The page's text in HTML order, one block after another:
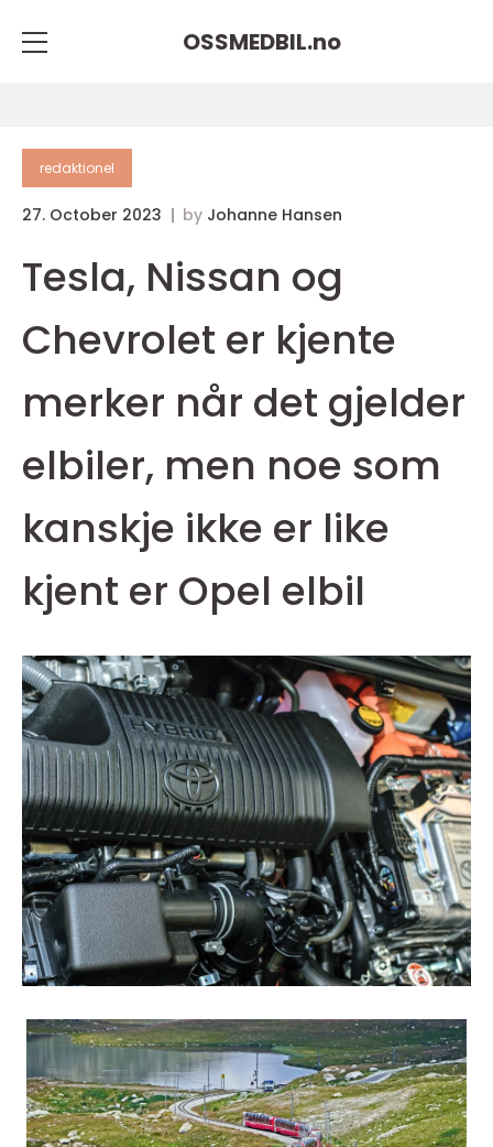
OSSMEDBIL.no
redaktionel
27. October 2023 by Johanne Hansen
Tesla, Nissan og
Chevrolet er kjente
merker når det gjelder
elbiler, men noe som
kanskje ikke er like
kjent er Opel elbil